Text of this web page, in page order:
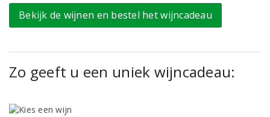
Bekijk de wijnen en bestel het wijncadeau
Zo geeft u een uniek wijncadeau: